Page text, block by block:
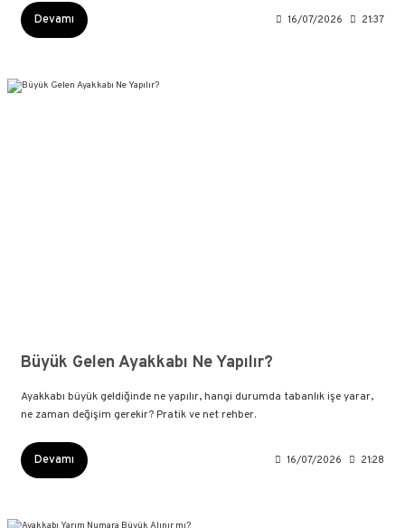
Devamı 16/07/2026 21:37
Büyük Gelen Ayakkabı Ne Yapılır?
Ayakkabı büyük geldiğinde ne yapılır, hangi durumda tabanlık işe yarar,
ne zaman değişim gerekir? Pratik ve net rehber.
Devamı 16/07/2026 21:28